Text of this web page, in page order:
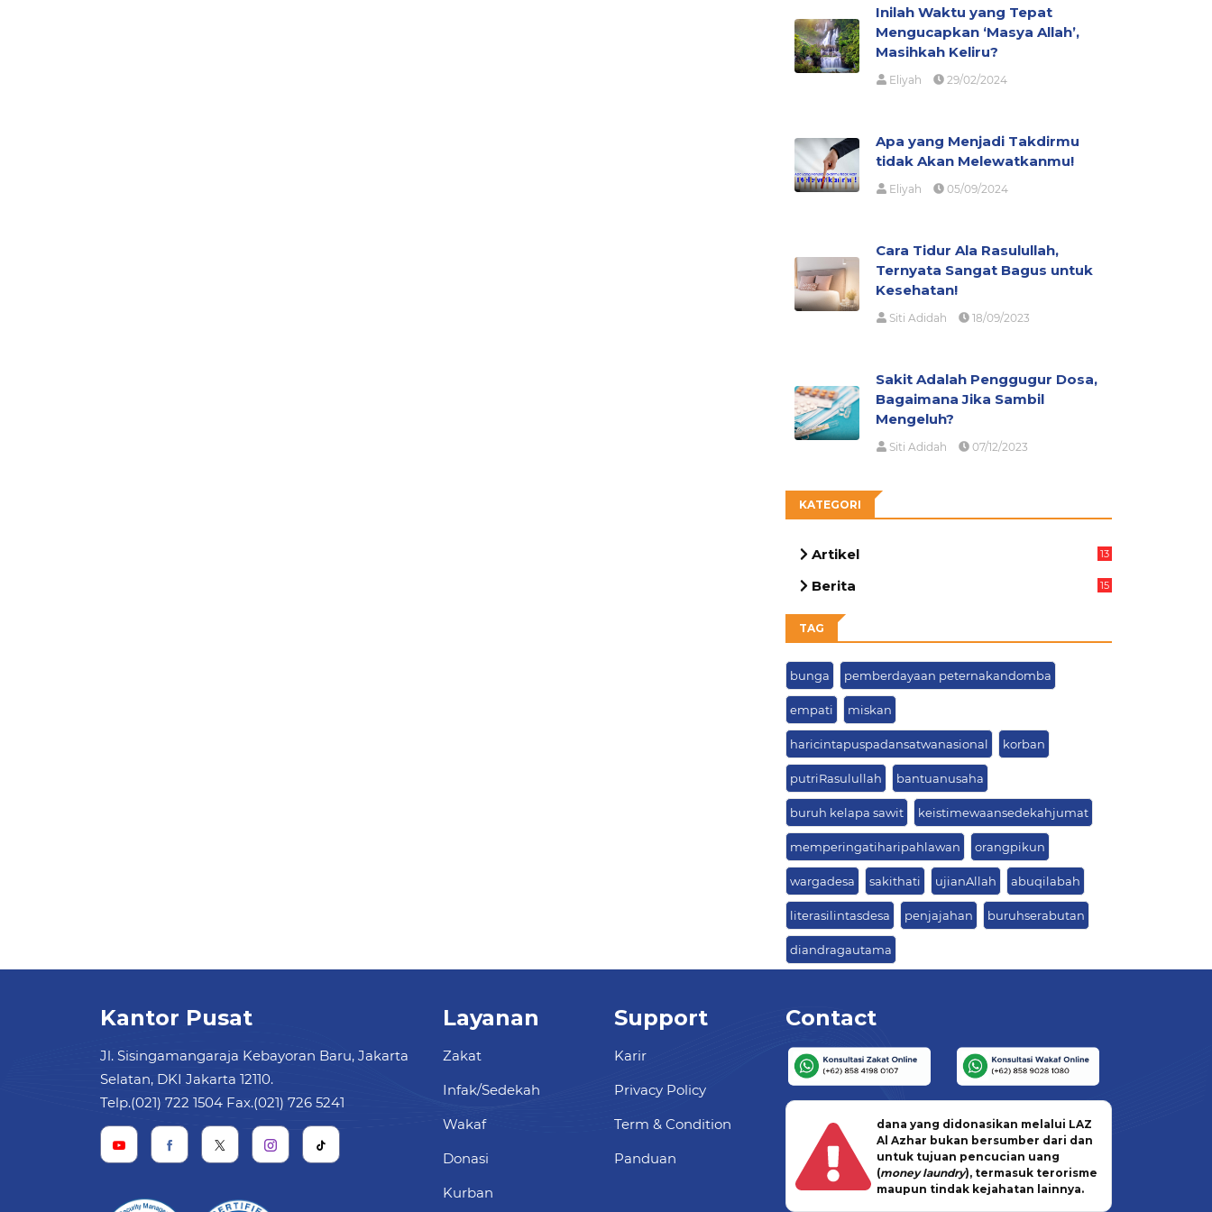
Inilah Waktu yang Tepat
Mengucapkan ‘Masya Allah’,
Masihkah Keliru?
Eliyah 29/02/2024
Apa yang Menjadi Takdirmu
tidak Akan Melewatkanmu!
Eliyah 05/09/2024
Cara Tidur Ala Rasulullah,
Ternyata Sangat Bagus untuk
Kesehatan!
Siti Adidah 18/09/2023
Sakit Adalah Penggugur Dosa,
Bagaimana Jika Sambil
Mengeluh?
Siti Adidah 07/12/2023
KATEGORI
Artikel
13
Berita
15
TAG
bunga pemberdayaan peternakandomba
empati miskan
haricintapuspadansatwanasional korban
putriRasulullah bantuanusaha
buruh kelapa sawit keistimewaansedekahjumat
memperingatiharipahlawan orangpikun
wargadesa sakithati ujianAllah abuqilabah
literasilintasdesa penjajahan buruhserabutan
diandragautama
Kantor Pusat
Jl. Sisingamangaraja Kebayoran Baru, Jakarta
Selatan, DKI Jakarta 12110.
Telp.(021) 722 1504 Fax.(021) 726 5241
Layanan
Zakat
Infak/Sedekah
Wakaf
Donasi
Kurban
Support
Karir
Privacy Policy
Term & Condition
Panduan
Contact
dana yang didonasikan melalui LAZ
Al Azhar bukan bersumber dari dan
untuk tujuan pencucian uang
(money laundry), termasuk terorisme
maupun tindak kejahatan lainnya.